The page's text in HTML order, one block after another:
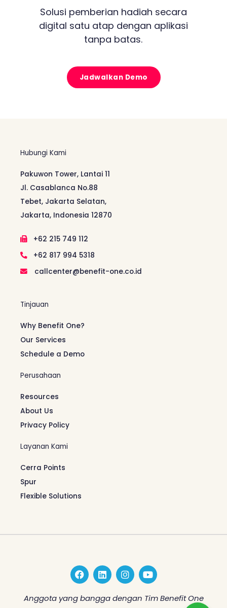
Solusi pemberian hadiah secara
digital satu atap dengan aplikasi
tanpa batas.
Jadwalkan Demo
Hubungi Kami
Pakuwon Tower, Lantai 11
Jl. Casablanca No.88
Tebet, Jakarta Selatan,
Jakarta, Indonesia 12870
+62 215 749 112
+62 817 994 5318
callcenter@benefit-one.co.id
Tinjauan
Why Benefit One?
Our Services
Schedule a Demo
Perusahaan
Resources
About Us
Privacy Policy
Layanan Kami
Cerra Points
Spur
Flexible Solutions
F
a
c
e
L
i
n
k
I
n
s
t
Y
o
u
t
Anggota yang bangga dengan Tim Benefit One